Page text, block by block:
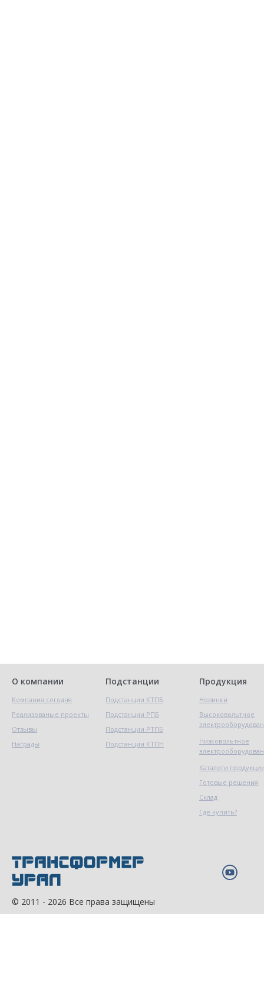
О компании
Компания сегодня
Реализованые проекты
Отзывы
Награды
Подстанции
Подстанции КТПБ
Подстанции РПБ
Подстанции РТПБ
Подстанции КТПН
Продукция
Новинки
Высоковольтное
Низковольтное
Каталоги
Готовые решения
Склад
Где купить?
© 2011 - 2026 Все права защищены